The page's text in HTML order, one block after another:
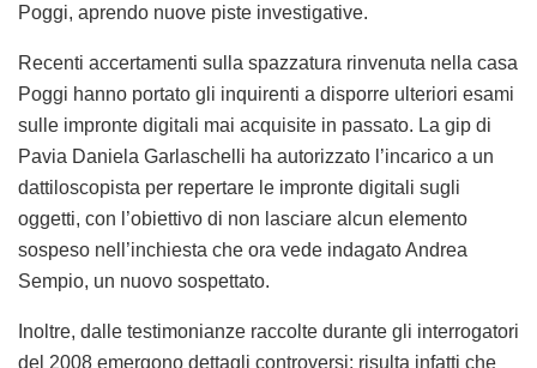
Poggi, aprendo nuove piste investigative.
Recenti accertamenti sulla spazzatura rinvenuta nella casa
Poggi hanno portato gli inquirenti a disporre ulteriori esami
sulle impronte digitali mai acquisite in passato. La gip di
Pavia Daniela Garlaschelli ha autorizzato l’incarico a un
dattiloscopista per repertare le impronte digitali sugli
oggetti, con l’obiettivo di non lasciare alcun elemento
sospeso nell’inchiesta che ora vede indagato Andrea
Sempio, un nuovo sospettato.
Inoltre, dalle testimonianze raccolte durante gli interrogatori
del 2008 emergono dettagli controversi: risulta infatti che